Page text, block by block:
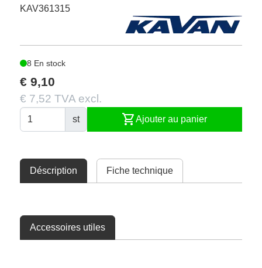
KAV361315
8 En stock
€ 9,10
€ 7,52 TVA excl.
st shopping_cartAjouter au panier
Déscription Fiche technique
Accessoires utiles